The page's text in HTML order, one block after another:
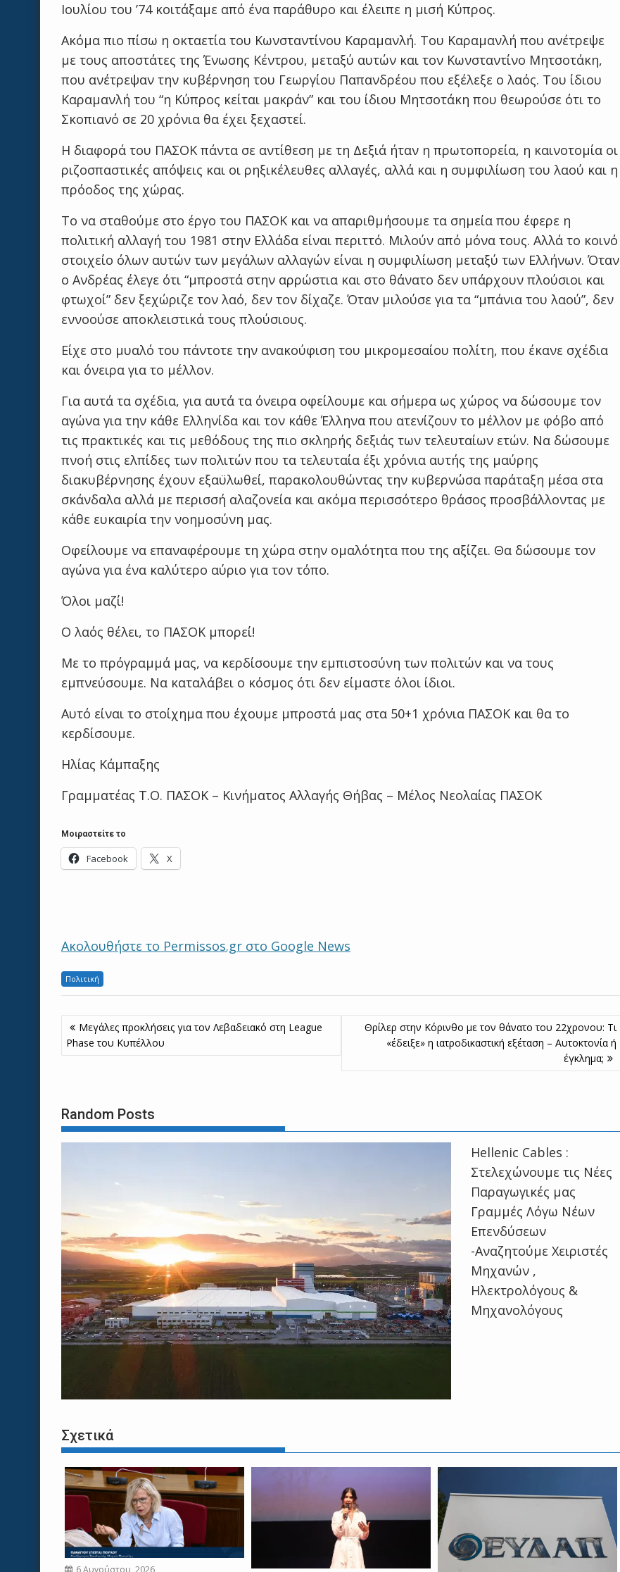
Ιουλίου του ’74 κοιτάξαμε από ένα παράθυρο και έλειπε η μισή Κύπρος.
Ακόμα πιο πίσω η οκταετία του Κωνσταντίνου Καραμανλή. Του Καραμανλή που ανέτρεψε
με τους αποστάτες της Ένωσης Κέντρου, μεταξύ αυτών και τον Κωνσταντίνο Μητσοτάκη,
που ανέτρεψαν την κυβέρνηση του Γεωργίου Παπανδρέου που εξέλεξε ο λαός. Του ίδιου
Καραμανλή του “η Κύπρος κείται μακράν” και του ίδιου Μητσοτάκη που θεωρούσε ότι το
Σκοπιανό σε 20 χρόνια θα έχει ξεχαστεί.
Η διαφορά του ΠΑΣΟΚ πάντα σε αντίθεση με τη Δεξιά ήταν η πρωτοπορεία, η καινοτομία οι
ριζοσπαστικές απόψεις και οι ρηξικέλευθες αλλαγές, αλλά και η συμφιλίωση του λαού και η
πρόοδος της χώρας.
Το να σταθούμε στο έργο του ΠΑΣΟΚ και να απαριθμήσουμε τα σημεία που έφερε η
πολιτική αλλαγή του 1981 στην Ελλάδα είναι περιττό. Μιλούν από μόνα τους. Αλλά το κοινό
στοιχείο όλων αυτών των μεγάλων αλλαγών είναι η συμφιλίωση μεταξύ των Ελλήνων. Όταν
ο Ανδρέας έλεγε ότι “μπροστά στην αρρώστια και στο θάνατο δεν υπάρχουν πλούσιοι και
φτωχοί” δεν ξεχώριζε τον λαό, δεν τον δίχαζε. Όταν μιλούσε για τα “μπάνια του λαού”, δεν
εννοούσε αποκλειστικά τους πλούσιους.
Είχε στο μυαλό του πάντοτε την ανακούφιση του μικρομεσαίου πολίτη, που έκανε σχέδια
και όνειρα για το μέλλον.
Για αυτά τα σχέδια, για αυτά τα όνειρα οφείλουμε και σήμερα ως χώρος να δώσουμε τον
αγώνα για την κάθε Ελληνίδα και τον κάθε Έλληνα που ατενίζουν το μέλλον με φόβο από
τις πρακτικές και τις μεθόδους της πιο σκληρής δεξιάς των τελευταίων ετών. Να δώσουμε
πνοή στις ελπίδες των πολιτών που τα τελευταία έξι χρόνια αυτής της μαύρης
διακυβέρνησης έχουν εξαϋλωθεί, παρακολουθώντας την κυβερνώσα παράταξη μέσα στα
σκάνδαλα αλλά με περισσή αλαζονεία και ακόμα περισσότερο θράσος προσβάλλοντας με
κάθε ευκαιρία την νοημοσύνη μας.
Οφείλουμε να επαναφέρουμε τη χώρα στην ομαλότητα που της αξίζει. Θα δώσουμε τον
αγώνα για ένα καλύτερο αύριο για τον τόπο.
Όλοι μαζί!
Ο λαός θέλει, το ΠΑΣΟΚ μπορεί!
Με το πρόγραμμά μας, να κερδίσουμε την εμπιστοσύνη των πολιτών και να τους
εμπνεύσουμε. Να καταλάβει ο κόσμος ότι δεν είμαστε όλοι ίδιοι.
Αυτό είναι το στοίχημα που έχουμε μπροστά μας στα 50+1 χρόνια ΠΑΣΟΚ και θα το
κερδίσουμε.
Ηλίας Κάμπαξης
Γραμματέας Τ.Ο. ΠΑΣΟΚ – Κινήματος Αλλαγής Θήβας – Μέλος Νεολαίας ΠΑΣΟΚ
Μοιραστείτε το
Facebook X
Ακολουθήστε το Permissos.gr στο Google News
Πολιτική
Πλοήγηση
άρθρων
Μεγάλες προκλήσεις για τον Λεβαδειακό στη League
Phase του Κυπέλλου
Θρίλερ στην Κόρινθο με τον θάνατο του 22χρονου: Tι
«έδειξε» η ιατροδικαστική εξέταση – Αυτοκτονία ή
έγκλημα;
Random Posts
Hellenic Cables :
Στελεχώνουμε τις Νέες
Παραγωγικές μας
Γραμμές Λόγω Νέων
Επενδύσεων
-Αναζητούμε Χειριστές
Μηχανών ,
Ηλεκτρολόγους &
Μηχανολόγους
Σχετικά